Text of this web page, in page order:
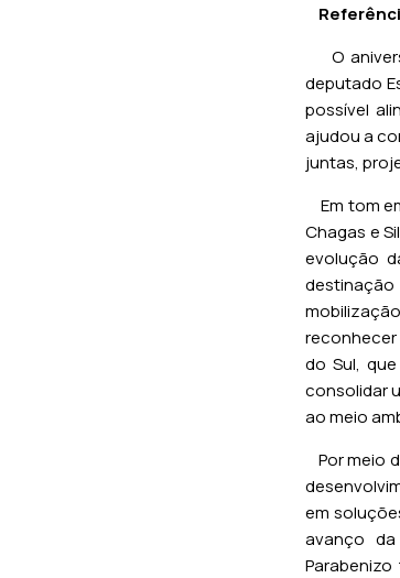
O
deputado
possível
ajudou a
juntas,
Em tom
Chagas e
evolução
reconhecer
do Sul,
consolidar
ao meio
Por meio
em
avanço